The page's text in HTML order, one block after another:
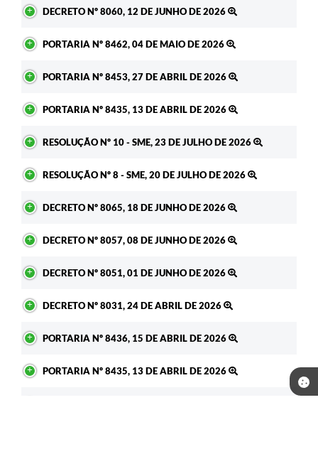
DECRETO Nº 8060, 12 DE JUNHO DE 2026
PORTARIA Nº 8462, 04 DE MAIO DE 2026
PORTARIA Nº 8453, 27 DE ABRIL DE 2026
PORTARIA Nº 8435, 13 DE ABRIL DE 2026
RESOLUÇÃO Nº 10 - SME, 23 DE JULHO DE 2026
RESOLUÇÃO Nº 8 - SME, 20 DE JULHO DE 2026
DECRETO Nº 8065, 18 DE JUNHO DE 2026
DECRETO Nº 8057, 08 DE JUNHO DE 2026
DECRETO Nº 8051, 01 DE JUNHO DE 2026
DECRETO Nº 8031, 24 DE ABRIL DE 2026
PORTARIA Nº 8436, 15 DE ABRIL DE 2026
PORTARIA Nº 8435, 13 DE ABRIL DE 2026